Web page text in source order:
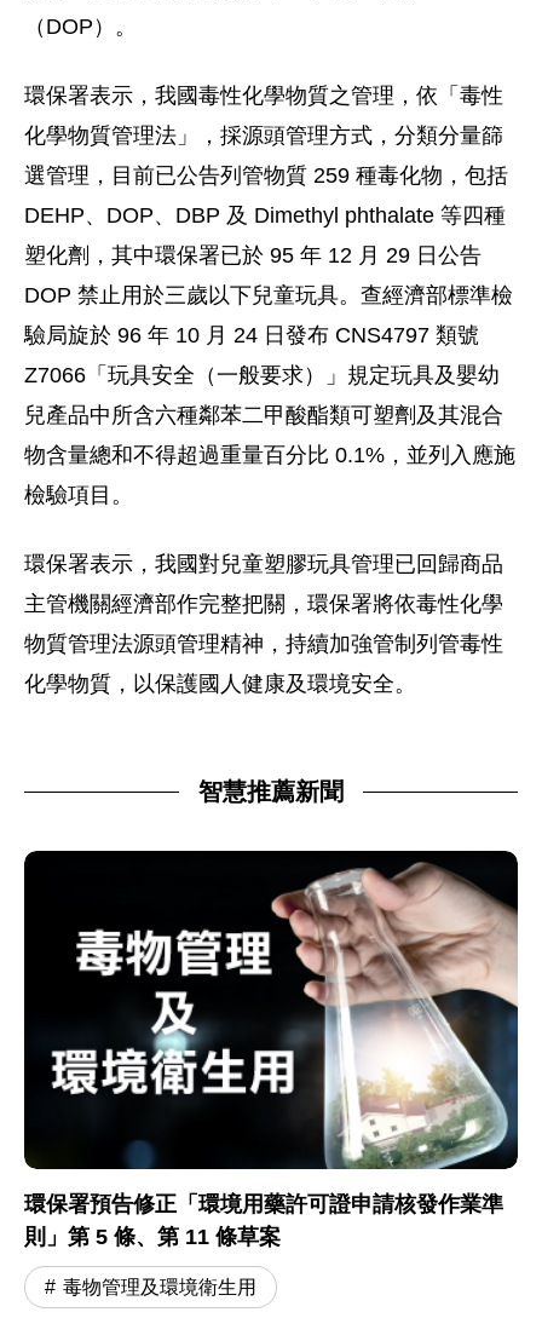
（DOP）。
環保署表示，我國毒性化學物質之管理，依「毒性
化學物質管理法」，採源頭管理方式，分類分量篩
選管理，目前已公告列管物質 259 種毒化物，包括
DEHP、DOP、DBP 及 Dimethyl phthalate 等四種
塑化劑，其中環保署已於 95 年 12 月 29 日公告
DOP 禁止用於三歲以下兒童玩具。查經濟部標準檢
驗局旋於 96 年 10 月 24 日發布 CNS4797 類號
Z7066「玩具安全（一般要求）」規定玩具及嬰幼
兒產品中所含六種鄰苯二甲酸酯類可塑劑及其混合
物含量總和不得超過重量百分比 0.1%，並列入應施
檢驗項目。
環保署表示，我國對兒童塑膠玩具管理已回歸商品
主管機關經濟部作完整把關，環保署將依毒性化學
物質管理法源頭管理精神，持續加強管制列管毒性
化學物質，以保護國人健康及環境安全。
智慧推薦新聞
環保署預告修正「環境用藥許可證申請核發作業準
則」第 5 條、第 11 條草案
毒物管理及環境衛生用